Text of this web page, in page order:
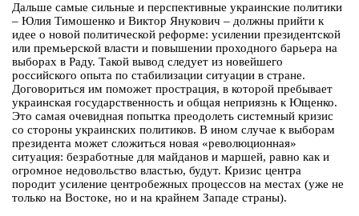
Дальше самые сильные и перспективные украинские политики
– Юлия Тимошенко и Виктор Янукович – должны прийти к
идее о новой политической реформе: усилении президентской
или премьерской власти и повышении проходного барьера на
выборах в Раду. Такой вывод следует из новейшего
российского опыта по стабилизации ситуации в стране.
Договориться им поможет прострация, в которой пребывает
украинская государственность и общая неприязнь к Ющенко.
Это самая очевидная попытка преодолеть системный кризис
со стороны украинских политиков. В ином случае к выборам
президента может сложиться новая «революционная»
ситуация: безработные для майданов и маршей, равно как и
огромное недовольство властью, будут. Кризис центра
породит усиление центробежных процессов на местах (уже не
только на Востоке, но и на крайнем Западе страны).